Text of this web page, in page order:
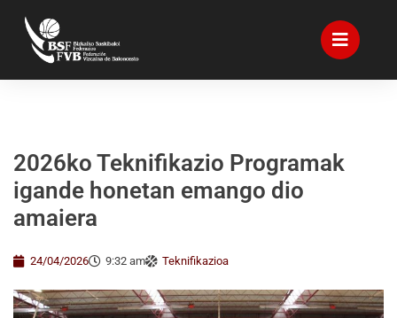
2026ko Teknifikazio Programak
igande honetan emango dio
amaiera
24/04/2026 9:32 am Teknifikazioa